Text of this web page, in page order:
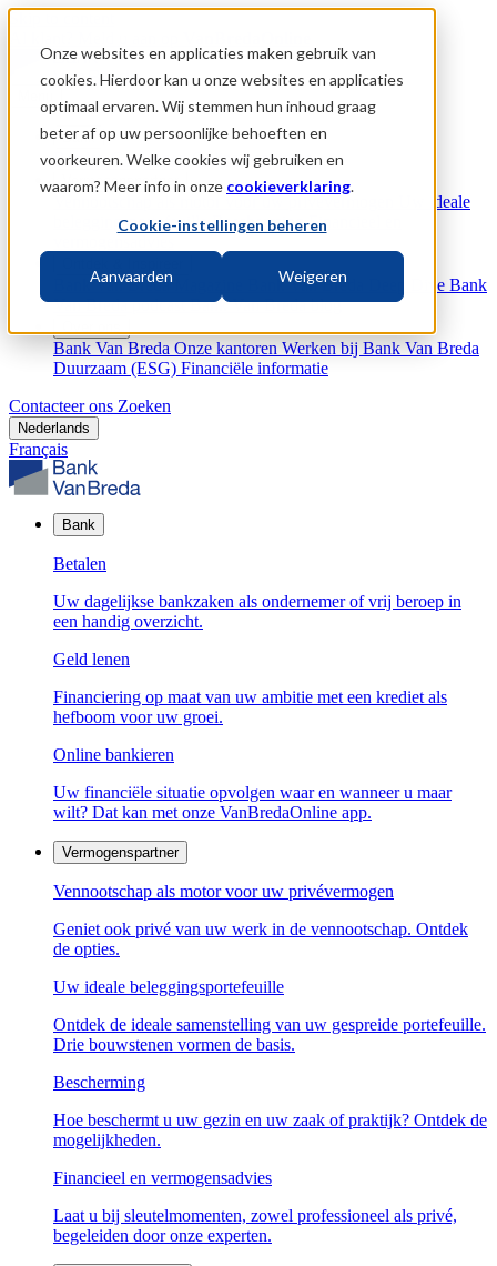
Onze websites en applicaties maken gebruik van
cookies. Hierdoor kan u onze websites en applicaties
optimaal ervaren. Wij stemmen hun inhoud graag
beter af op uw persoonlijke behoeften en
voorkeuren. Welke cookies wij gebruiken en
waarom? Meer info in onze cookieverklaring.
Cookie-instellingen beheren
Aanvaarden Weigeren
Skip to content
Bank
BetalenGeld lenenOnline bankieren
Vermogenspartner
Uw ideale
beleggingsportefeuilleBeschermingFinancieel en
Bank Van Breda Magazine Bank Van Breda Deep Dive Bank
Van Breda podcastBank Van Breda blog
Bank Van Breda Onze kantoren Werken bij Bank Van Breda
Duurzaam (ESG) Financiële informatie
Contacteer ons Zoeken
Nederlands
Français
Bank
Betalen
Uw dagelijkse bankzaken als ondernemer of vrij beroep in
een handig overzicht.
Geld lenen
Financiering op maat van uw ambitie met een krediet als
hefboom voor uw groei.
Online bankieren
Uw financiële situatie opvolgen waar en wanneer u maar
wilt? Dat kan met onze VanBredaOnline app.
Vermogenspartner
Vennootschap als motor voor uw privévermogen
Geniet ook privé van uw werk in de vennootschap. Ontdek
de opties.
Uw ideale beleggingsportefeuille
Ontdek de ideale samenstelling van uw gespreide portefeuille.
Drie bouwstenen vormen de basis.
Bescherming
Hoe beschermt u uw gezin en uw zaak of praktijk? Ontdek de
mogelijkheden.
Financieel en vermogensadvies
Laat u bij sleutelmomenten, zowel professioneel als privé,
begeleiden door onze experten.